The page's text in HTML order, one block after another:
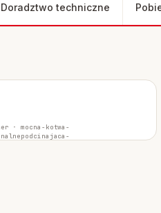
Doradztwo techniczne
dokumentacja techniczna ETA / DoP
II-SK
·
mocna-kotwa-
podcinajaca-